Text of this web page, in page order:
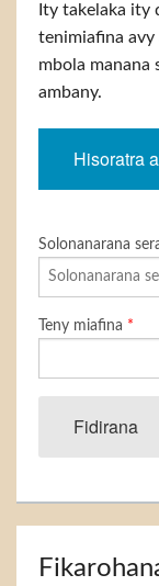
Ity takelaka ity
tenimiafina avy
mbola manana
ambany.
Hisoratra
Solonanarana
Teny miafina *
Fidirana